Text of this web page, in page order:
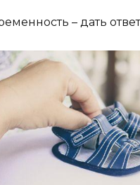
– дать